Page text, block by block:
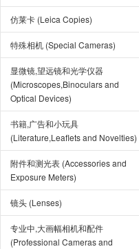
仿莱卡 (Leica Copies)
特殊相机 (Special Cameras)
显微镜,望远镜和光学仪器
(Microscopes,Binoculars and
Optical Devices)
书籍,广告和小玩具
(Literature,Leaflets and Novelties)
附件和测光表 (Accessories and
Exposure Meters)
镜头 (Lenses)
专业中,大画幅相机和配件
(Professional Cameras and